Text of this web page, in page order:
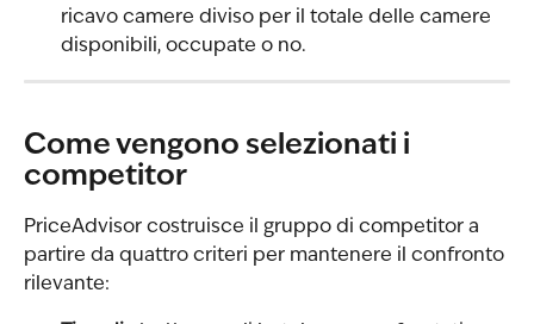
ricavo camere diviso per il totale delle camere
disponibili, occupate o no.
Come vengono selezionati i
competitor
PriceAdvisor costruisce il gruppo di competitor a
partire da quattro criteri per mantenere il confronto
rilevante: